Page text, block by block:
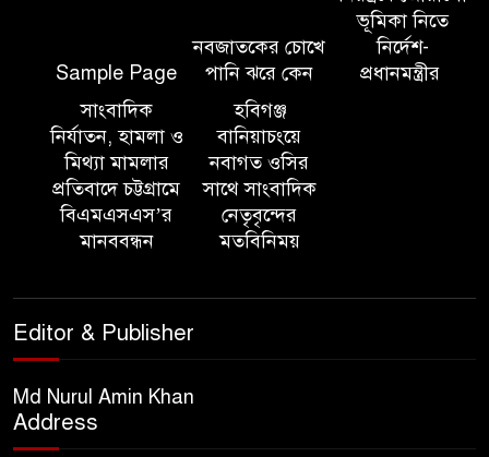
ত্রিতরঙ্গের বাদল সাঁঝের বর্ণাঢ্য
আয়োজন ‘শ্রাবনের মেঘগুলো’
সিলেট রেঞ্জের ডিআইজি জুলাই
স্মৃতিস্তম্ভে পুষ্পস্তবক অর্পণের মাধ্যমে
জুলাই গণঅভ্যুত্থানের শহীদদের প্রতি
গভীর শ্রদ্ধা নিবেদন
যুক্তরাজ্যে বাংলাদেশিদের মধ্যে ৯৫
Sample Page
নবজাতকের চোখে
পানি ঝরে কেন
ভূমিকা নিতে
নির্দেশ-
প্রধানমন্ত্রীর
সাংবাদিক
নির্যাতন, হামলা ও
মিথ্যা মামলার
প্রতিবাদে চট্টগ্রামে
বিএমএসএস’র
মানববন্ধন
হবিগঞ্জ
বানিয়াচংয়ে
নবাগত ওসির
সাথে সাংবাদিক
নেতৃবৃন্দের
মতবিনিময়
Editor & Publisher
Md Nurul Amin Khan
Address